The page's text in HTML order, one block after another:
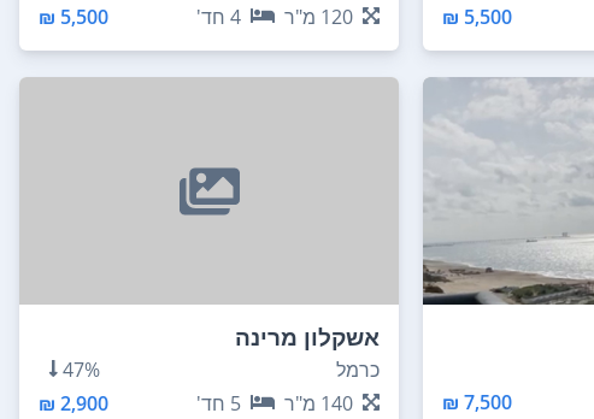
5,500 ₪
120 מ"ר 4 חד' 5,500 ₪
7,500 ₪
אשקלון מרינה
כרמל
47%
140 מ"ר 5 חד' 2,900 ₪